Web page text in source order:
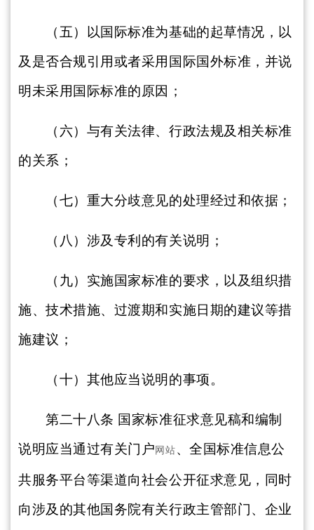
（五）以国际标准为基础的起草情况，以
及是否合规引用或者采用国际国外标准，并说
明未采用国际标准的原因；
（六）与有关法律、行政法规及相关标准
的关系；
（七）重大分歧意见的处理经过和依据；
（八）涉及专利的有关说明；
（九）实施国家标准的要求，以及组织措
施、技术措施、过渡期和实施日期的建议等措
施建议；
（十）其他应当说明的事项。
第二十八条 国家标准征求意见稿和编制
说明应当通过有关门户 网站 、全国标准信息公
共服务平台等渠道向社会公开征求意见，同时
向涉及的其他国务院有关行政主管部门、企业